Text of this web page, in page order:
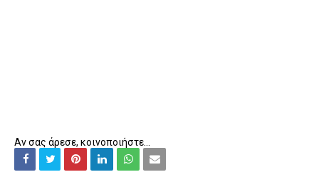
Αν σας άρεσε, κοινοποιήστε...